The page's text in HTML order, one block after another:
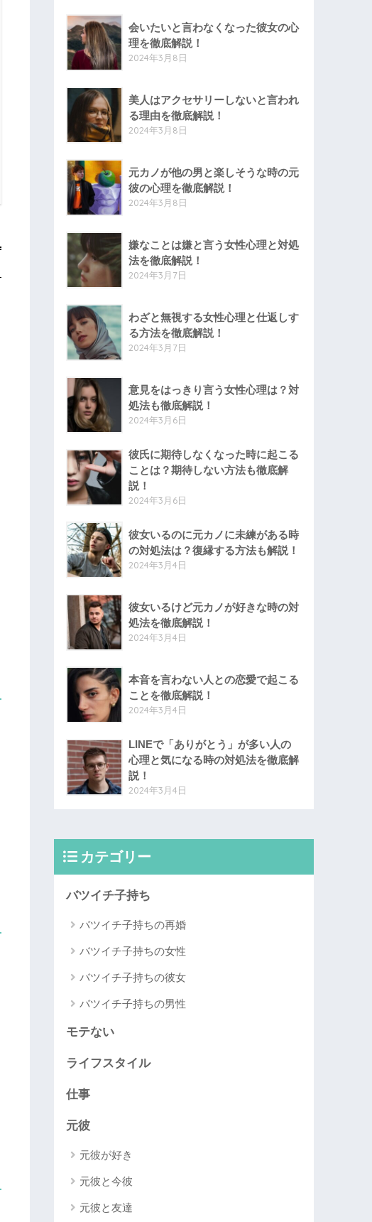
会いたいと言わなくなった彼女の心
理を徹底解説！
2024年3月8日
美人はアクセサリーしないと言われ
る理由を徹底解説！
2024年3月8日
元カノが他の男と楽しそうな時の元
彼の心理を徹底解説！
2024年3月8日
嫌なことは嫌と言う女性心理と対処
法を徹底解説！
2024年3月7日
わざと無視する女性心理と仕返しす
る方法を徹底解説！
2024年3月7日
意見をはっきり言う女性心理は？対
処法も徹底解説！
2024年3月6日
彼氏に期待しなくなった時に起こる
ことは？期待しない方法も徹底解
説！
2024年3月6日
彼女いるのに元カノに未練がある時
の対処法は？復縁する方法も解説！
2024年3月4日
彼女いるけど元カノが好きな時の対
処法を徹底解説！
2024年3月4日
本音を言わない人との恋愛で起こる
ことを徹底解説！
2024年3月4日
LINEで「ありがとう」が多い人の
心理と気になる時の対処法を徹底解
説！
2024年3月4日
カテゴリー
バツイチ子持ち
バツイチ子持ちの再婚
バツイチ子持ちの女性
バツイチ子持ちの彼女
バツイチ子持ちの男性
モテない
ライフスタイル
仕事
元彼
元彼が好き
元彼と今彼
元彼と友達